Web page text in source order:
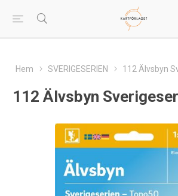
Hem SVERIGESERIEN 112 Älvsbyn
112 Älvsbyn